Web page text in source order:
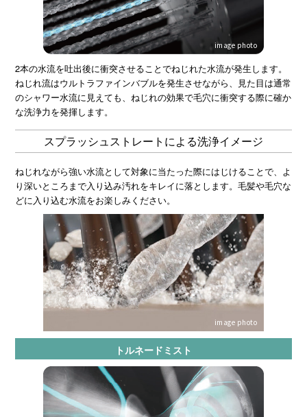
image photo
2本の水流を吐出後に衝突させることでねじれた水流が発生します。
ねじれ流はウルトラファインバブルを発生させながら、見た目は通常
のシャワー水流に見えても、ねじれの効果で毛穴に衝突する際に確か
な洗浄力を発揮します。
スプラッシュストレートによる洗浄イメージ
ねじれながら強い水流として対象に当たった際にはじけることで、よ
り深いところまで入り込み汚れをキレイに落とします。毛髪や毛穴な
どに入り込む水流をお楽しみください。
image photo
トルネードミスト